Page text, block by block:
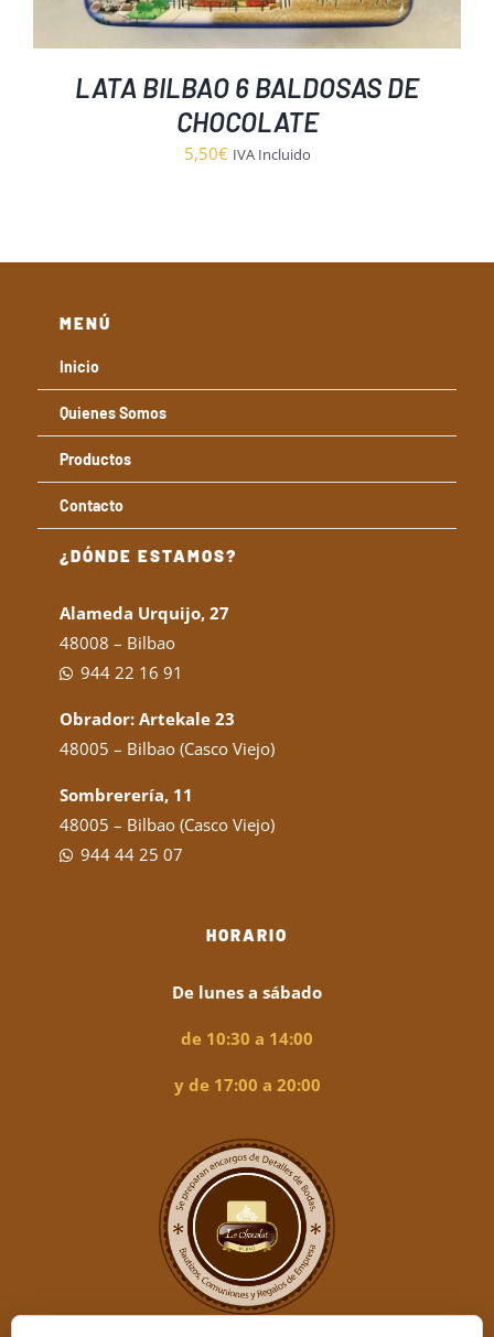
LATA BILBAO 6 BALDOSAS DE
CHOCOLATE
5,50€ IVA Incluido
MENÚ
Inicio
Quienes Somos
Productos
Contacto
¿DÓNDE ESTAMOS?
Alameda Urquijo, 27
48008 – Bilbao
944 22 16 91
Obrador: Artekale 23
48005 – Bilbao (Casco Viejo)
Sombrerería, 11
48005 – Bilbao (Casco Viejo)
944 44 25 07
HORARIO
De lunes a sábado
de 10:30 a 14:00
y de 17:00 a 20:00